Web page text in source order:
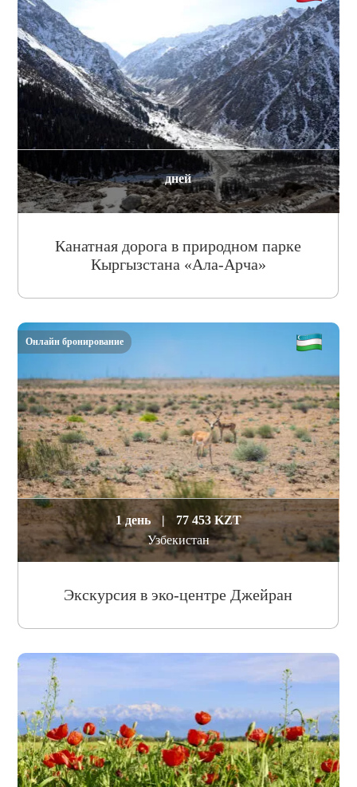
дней
Канатная дорога в природном парке
Кыргызстана «Ала-Арча»
1 день |
77 453 KZT
Узбекистан
Экскурсия в эко-центре Джейран
Онлайн бронирование